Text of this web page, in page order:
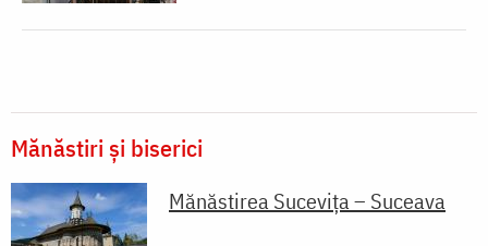
Mănăstiri și biserici
Mănăstirea Sucevița – Suceava